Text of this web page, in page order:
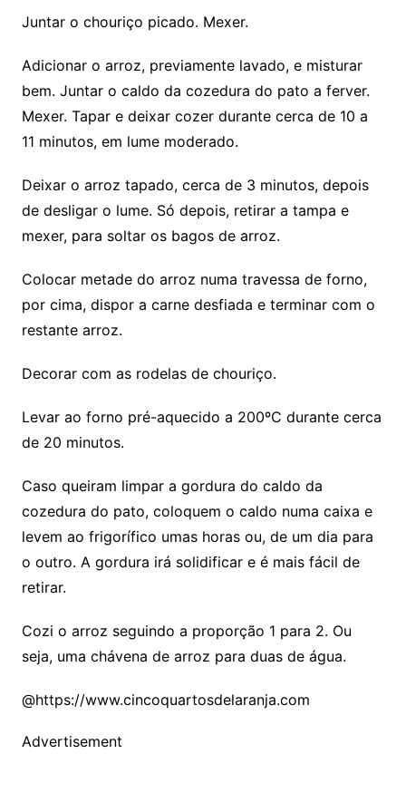
Juntar o chouriço picado. Mexer.
Adicionar o arroz, previamente lavado, e misturar
bem. Juntar o caldo da cozedura do pato a ferver.
Mexer. Tapar e deixar cozer durante cerca de 10 a
11 minutos, em lume moderado.
Deixar o arroz tapado, cerca de 3 minutos, depois
de desligar o lume. Só depois, retirar a tampa e
mexer, para soltar os bagos de arroz.
Colocar metade do arroz numa travessa de forno,
por cima, dispor a carne desfiada e terminar com o
restante arroz.
Decorar com as rodelas de chouriço.
Levar ao forno pré-aquecido a 200ºC durante cerca
de 20 minutos.
Caso queiram limpar a gordura do caldo da
cozedura do pato, coloquem o caldo numa caixa e
levem ao frigorífico umas horas ou, de um dia para
o outro. A gordura irá solidificar e é mais fácil de
retirar.
Cozi o arroz seguindo a proporção 1 para 2. Ou
seja, uma chávena de arroz para duas de água.
@https://www.cincoquartosdelaranja.com
Advertisement